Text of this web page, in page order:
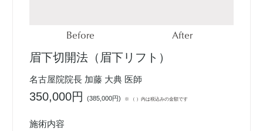
Before After
眉下切開法（眉下リフト）
名古屋院院長 加藤 大典 医師
350,000円(385,000円) ※ （ ）内は税込みの金額です
施術内容